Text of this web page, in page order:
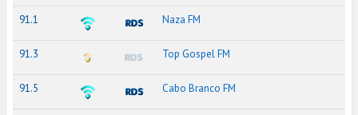
91.1 Naza FM
91.3 Top Gospel FM
91.5 Cabo Branco FM